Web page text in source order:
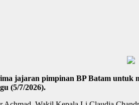
jajaran pimpinan BP Batam untuk
(5/7/2026).